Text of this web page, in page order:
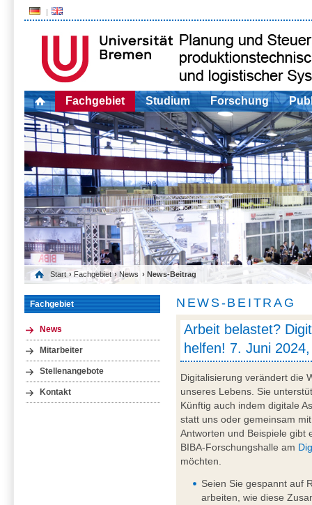
Fachgebiet Studium Forschung
Start › Fachgebiet › News › News-Beitrag
Fachgebiet
News
Mitarbeiter
Stellenangebote
Kontakt
NEWS-BEITRAG
Arbeit belastet?
helfen! 7. Juni
Digitalisierung verändert die
unseres Lebens. Sie
Künftig auch indem digitale
statt uns oder gemeinsam
Antworten und Beispiele gibt
BIBA-Forschungshalle am
möchten.
Seien Sie gespannt auf
arbeiten, wie diese